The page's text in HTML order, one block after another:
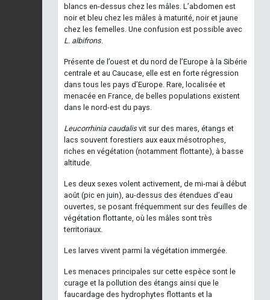
blancs en-dessus chez les mâles. L’abdomen est
noir et bleu chez les mâles à maturité, noir et jaune
chez les femelles. Une confusion est possible avec
L. albifrons.
Présente de l’ouest et du nord de l’Europe à la Sibérie
centrale et au Caucase, elle est en forte régression
dans tous les pays d’Europe. Rare, localisée et
menacée en France, de belles populations existent
dans le nord-est du pays.
Leucorrhinia caudalisvit sur des mares, étangs et
lacs souvent forestiers aux eaux mésotrophes,
riches en végétation (notamment flottante), à basse
altitude.
Les deux sexes volent activement, de mi-mai à début
août (pic en juin), au-dessus des étendues d’eau
ouvertes, se posant fréquemment sur des feuilles de
végétation flottante, où les mâles sont très
territoriaux.
Les larves vivent parmi la végétation immergée.
Les menaces principales sur cette espèce sont le
curage et la pollution des étangs ainsi que le
faucardage des hydrophytes flottants et la